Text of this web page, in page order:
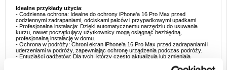
Idealne przykłady użycia:
- Codzienna ochrona: Idealne do ochrony iPhone'a 16 Pro Max przed
codziennymi zadrapaniami, odciskami palców i przypadkowymi upadkami.
- Profesjonalna instalacja: Dzięki automatycznemu narzędziu do usuwania
kurzu, nawet początkujący użytkownicy mogą osiągnąć bezbłędną,
profesjonalną instalację w domu.
- Ochrona w podróży: Chroni ekran iPhone'a 16 Pro Max przed zadrapaniami i
uderzeniami w podróży, zapewniając ochronę urządzenia podczas podróży.
- Entuzjaści gadżetów: Dla tych, którzy często aktualizują lub zmieniają